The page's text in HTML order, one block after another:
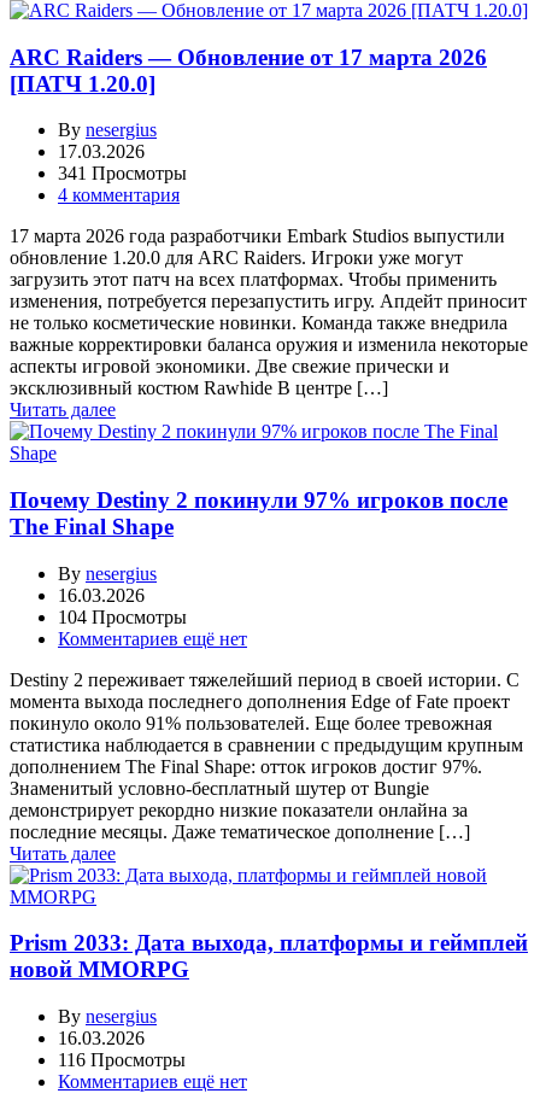
ARC Raiders — Обновление от 17 марта 2026
[ПАТЧ 1.20.0]
By nesergius
17.03.2026
341 Просмотры
4 комментария
17 марта 2026 года разработчики Embark Studios выпустили
обновление 1.20.0 для ARC Raiders. Игроки уже могут
загрузить этот патч на всех платформах. Чтобы применить
изменения, потребуется перезапустить игру. Апдейт приносит
не только косметические новинки. Команда также внедрила
важные корректировки баланса оружия и изменила некоторые
аспекты игровой экономики. Две свежие прически и
эксклюзивный костюм Rawhide В центре […]
Читать далее
Почему Destiny 2 покинули 97% игроков после
The Final Shape
By nesergius
16.03.2026
104 Просмотры
Комментариев ещё нет
Destiny 2 переживает тяжелейший период в своей истории. С
момента выхода последнего дополнения Edge of Fate проект
покинуло около 91% пользователей. Еще более тревожная
статистика наблюдается в сравнении с предыдущим крупным
дополнением The Final Shape: отток игроков достиг 97%.
Знаменитый условно-бесплатный шутер от Bungie
демонстрирует рекордно низкие показатели онлайна за
последние месяцы. Даже тематическое дополнение […]
Читать далее
Prism 2033: Дата выхода, платформы и геймплей
новой MMORPG
By nesergius
16.03.2026
116 Просмотры
Комментариев ещё нет